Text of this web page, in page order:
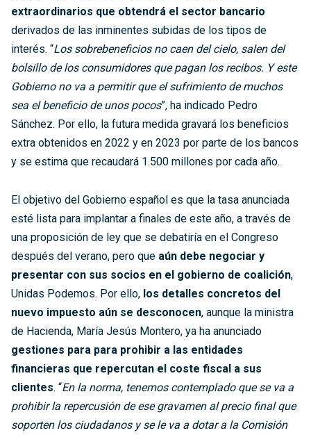
extraordinarios que obtendrá el sector bancario
derivados de las inminentes subidas de los tipos de
interés. “Los sobrebeneficios no caen del cielo, salen del
bolsillo de los consumidores que pagan los recibos. Y este
Gobierno no va a permitir que el sufrimiento de muchos
sea el beneficio de unos pocos”, ha indicado Pedro
Sánchez. Por ello, la futura medida gravará los beneficios
extra obtenidos en 2022 y en 2023 por parte de los bancos
y se estima que recaudará 1.500 millones por cada año.
El objetivo del Gobierno español es que la tasa anunciada
esté lista para implantar a finales de este año, a través de
una proposición de ley que se debatiría en el Congreso
después del verano, pero que aún debe negociar y
presentar con sus socios en el gobierno de coalición,
Unidas Podemos. Por ello, los detalles concretos del
nuevo impuesto aún se desconocen, aunque la ministra
de Hacienda, María Jesús Montero, ya ha anunciado
gestiones para para prohibir a las entidades
financieras que repercutan el coste fiscal a sus
clientes. “En la norma, tenemos contemplado que se va a
prohibir la repercusión de ese gravamen al precio final que
soporten los ciudadanos y se le va a dotar a la Comisión